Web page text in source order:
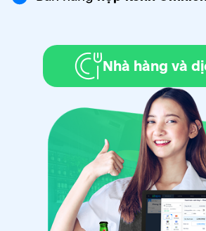
Nhà hàng và